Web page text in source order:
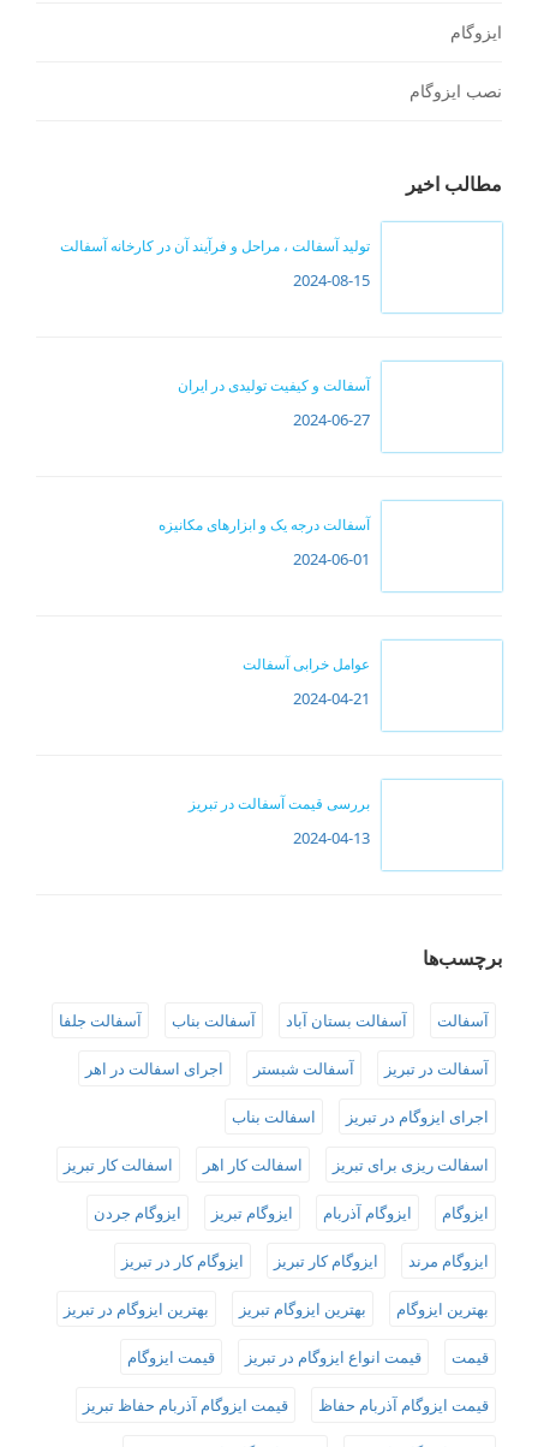
ایزوگام
نصب ایزوگام
مطالب اخیر
تولید آسفالت ، مراحل و فرآیند آن در کارخانه آسفالت
2024-08-15
آسفالت و کیفیت تولیدی در ایران
2024-06-27
آسفالت درجه یک و ابزارهای مکانیزه
2024-06-01
عوامل خرابی آسفالت
2024-04-21
بررسی قیمت آسفالت در تبریز
2024-04-13
برچسب‌ها
آسفالت آسفالت بستان آباد آسفالت بناب آسفالت جلفا
آسفالت در تبریز آسفالت شبستر اجرای اسفالت در اهر
اجرای ایزوگام در تبریز اسفالت بناب
اسفالت ریزی برای تبریز اسفالت کار اهر اسفالت کار تبریز
ایزوگام ایزوگام آذربام ایزوگام تبریز ایزوگام جردن
ایزوگام مرند ایزوگام کار تبریز ایزوگام کار در تبریز
بهترین ایزوگام بهترین ایزوگام تبریز بهترین ایزوگام در تبریز
قیمت قیمت انواع ایزوگام در تبریز قیمت ایزوگام
قیمت ایزوگام آذربام حفاظ قیمت ایزوگام آذربام حفاظ تبریز